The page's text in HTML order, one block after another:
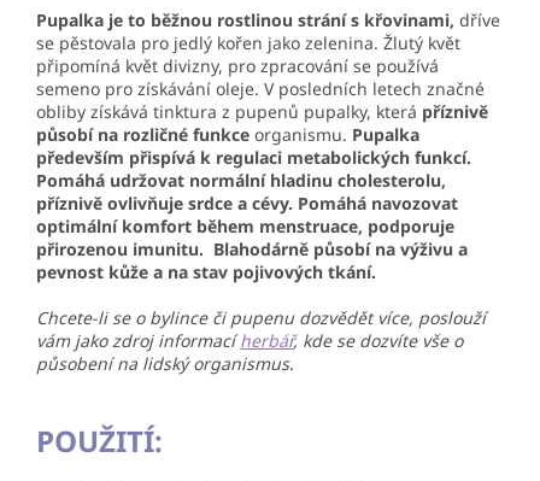
Pupalka je to běžnou rostlinou strání s křovinami, dříve
se pěstovala pro jedlý kořen jako zelenina. Žlutý květ
připomíná květ divizny, pro zpracování se používá
semeno pro získávání oleje. V posledních letech značné
obliby získává tinktura z pupenů pupalky, která příznivě
působí na rozličné funkce organismu. Pupalka
především přispívá k regulaci metabolických funkcí.
Pomáhá udržovat normální hladinu cholesterolu,
příznivě ovlivňuje srdce a cévy. Pomáhá navozovat
optimální komfort během menstruace, podporuje
přirozenou imunitu. Blahodárně působí na výživu a
pevnost kůže a na stav pojivových tkání.
Chcete-li se o bylince či pupenu dozvědět více, poslouží
vám jako zdroj informacíherbář, kde se dozvíte vše o
působení na lidský organismus.
POUŽITÍ: